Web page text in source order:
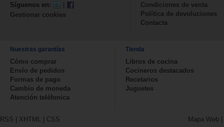
Síguenos en:
|
Gestionar cookies
Condiciones de venta
Política de devoluciones
Contacta
Nuestras garantías
Cómo comprar
Envío de pedidos
Formas de pago
Cambio de moneda
Atención teléfonica
Tienda
Libros de cocina
Cocineros destacados
Recetarios
Juguetes
RSS | XHTML | CSS Mapa Web |